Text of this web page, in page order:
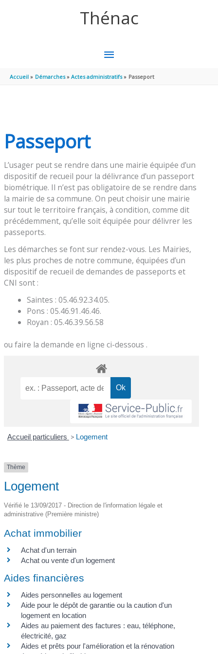
Thénac
MENU
PRINCIPAL
Accueil Démarches Actes administratifs Passeport
Passeport
L’usager peut se rendre dans une mairie équipée d’un
dispositif de recueil pour la délivrance d’un passeport
biométrique. Il n’est pas obligatoire de se rendre dans
la mairie de sa commune. On peut choisir une mairie
sur tout le territoire français, à condition, comme dit
précédemment, qu’elle soit équipée pour délivrer les
passeports.
Les démarches se font sur rendez-vous. Les Mairies,
les plus proches de notre commune, équipées d’un
dispositif de recueil de demandes de passeports et
CNI sont :
Saintes : 05.46.92.34.05.
Pons : 05.46.91.46.46.
Royan : 05.46.39.56.58
ou faire la demande en ligne ci-dessous .
Accueil particuliers > Logement
Thème
Logement
Vérifié le 13/09/2017 - Direction de l'information légale et
administrative (Première ministre)
Achat immobilier
Achat d'un terrain
Achat ou vente d'un logement
Aides financières
Aides personnelles au logement
Aide pour le dépôt de garantie ou la caution d'un
logement en location
Aides au paiement des factures : eau, téléphone,
électricité, gaz
Aides et prêts pour l'amélioration et la rénovation